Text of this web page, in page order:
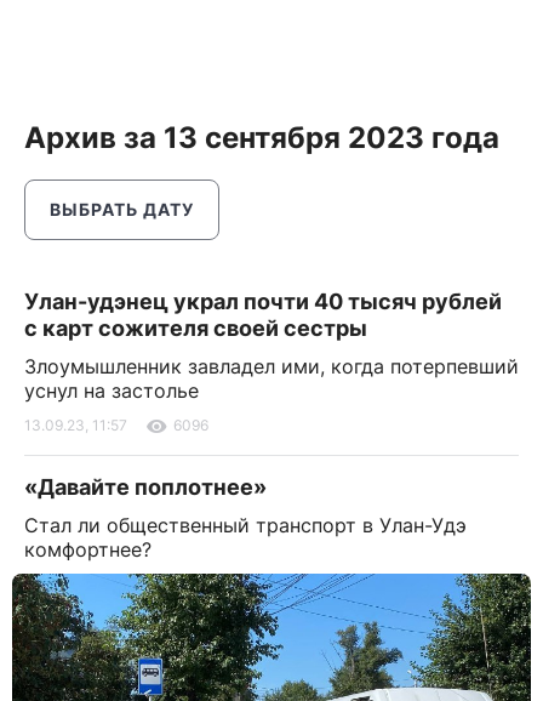
Архив за 13 сентября 2023 года
ВЫБРАТЬ ДАТУ
Улан-удэнец украл почти 40 тысяч рублей
с карт сожителя своей сестры
Злоумышленник завладел ими, когда потерпевший
уснул на застолье
13.09.23, 11:57 6096
«Давайте поплотнее»
Стал ли общественный транспорт в Улан-Удэ
комфортнее?